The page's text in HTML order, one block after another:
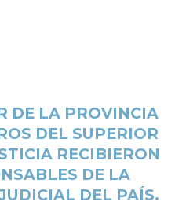
DE LA PROVINCIA
DEL SUPERIOR
RECIBIERON
DE LA
DEL PAÍS.